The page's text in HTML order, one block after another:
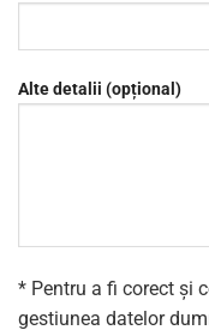
Alte detalii (opțional)
* Pentru a fi corect și
gestiunea datelor